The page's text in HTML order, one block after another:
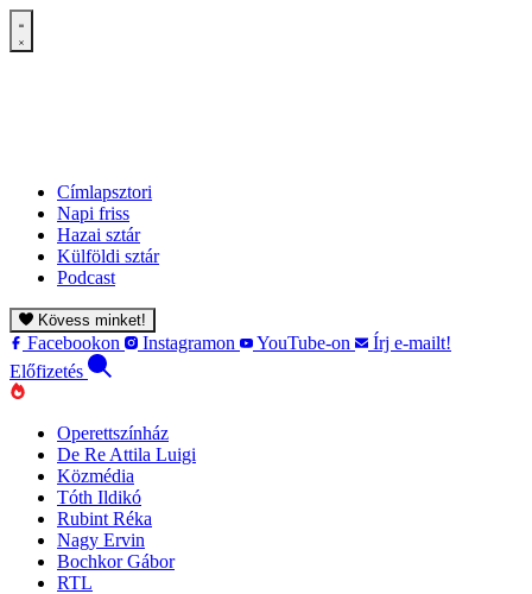
Címlapsztori
Napi friss
Hazai sztár
Külföldi sztár
Podcast
Kövess minket!
Facebookon Instagramon YouTube-on
Írj e-mailt!
Előfizetés
Operettszínház
De Re Attila Luigi
Közmédia
Tóth Ildikó
Rubint Réka
Nagy Ervin
Bochkor Gábor
RTL